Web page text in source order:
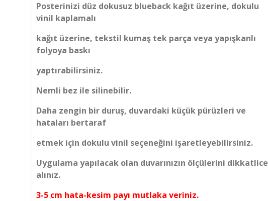
Posterinizi düz dokusuz blueback kağıt üzerine, dokulu
vinil kaplamalı
kağıt üzerine, tekstil kumaş tek parça veya yapışkanlı
folyoya baskı
yaptırabilirsiniz.
Nemli bez ile silinebilir.
Daha zengin bir duruş, duvardaki küçük pürüzleri ve
hataları bertaraf
etmek için dokulu vinil seçeneğini işaretleyebilirsiniz.
Uygulama yapılacak olan duvarınızın ölçülerini dikkatlice
alınız.
3-5 cm hata-kesim payı mutlaka veriniz.